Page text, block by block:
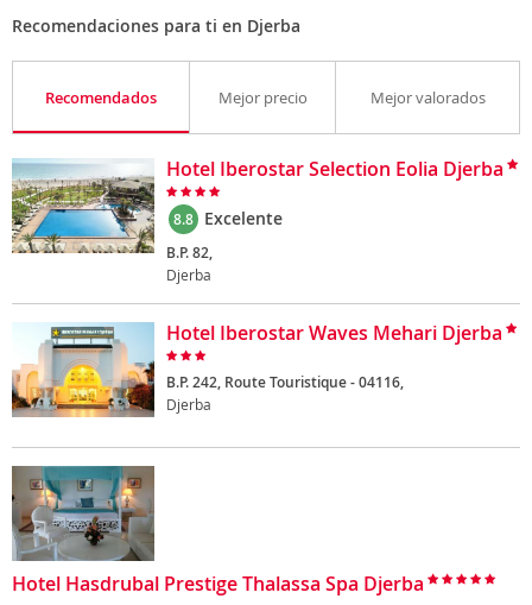
Recomendaciones para ti en Djerba
Recomendados Mejor precio Mejor valorados
Hotel Iberostar Selection Eolia Djerba
8.8 Excelente
B.P. 82,
Djerba
Hotel Iberostar Waves Mehari Djerba
B.P. 242, Route Touristique - 04116,
Djerba
Hotel Hasdrubal Prestige Thalassa Spa Djerba